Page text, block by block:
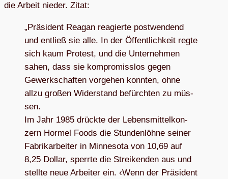
die Arbeit nie­der. Zitat:
„Prä­si­dent Rea­gan reagierte post­wen­dend
und ent­ließ sie alle. In der Öffent­lich­keit regte
sich kaum Pro­test, und die Unter­neh­men
sahen, dass sie kom­pro­miss­los gegen
Gewerk­schaf­ten vor­ge­hen konn­ten, ohne
allzu gro­ßen Wider­stand befürch­ten zu müs­
sen.
Im Jahr 1985 drückte der Lebens­mit­tel­kon­
zern Hor­mel Foods die Stun­den­löhne sei­ner
Fabrik­ar­bei­ter in Min­ne­sota von 10,69 auf
8,25 Dol­lar, sperrte die Strei­ken­den aus und
stellte neue Arbei­ter ein. ‹Wenn der Prä­si­dent